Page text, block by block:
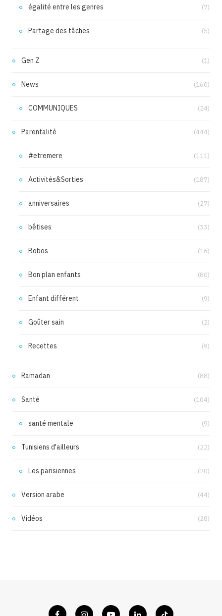
égalité entre les genres (7)
Partage des tâches (5)
Gen Z (1)
News (160)
COMMUNIQUES (24)
Parentalité (444)
#etremere (111)
Activités&Sorties (187)
anniversaires (27)
bêtises (33)
Bobos (16)
Bon plan enfants (80)
Enfant différent (9)
Goûter sain (2)
Recettes (9)
Ramadan (88)
Santé (104)
santé mentale (9)
Tunisiens d'ailleurs (22)
Les parisiennes (20)
Version arabe (44)
Vidéos (28)